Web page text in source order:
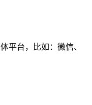
平台，比如：微信、